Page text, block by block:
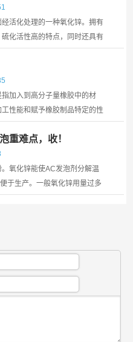
活化处理的一种氧化锌。拥有
化活性高的特点，同时还具有
加入到高分子量橡胶中的材
性能和赋予橡胶制品特定的性
炭黑、浅色填料、矿物油和其
料。从狭义上讲橡胶助剂是少
从1份到几份。这个定义主要
剂，当然也不排除无机助剂。
重难点，收！
氧化锌能使AC发泡剂分解温
于生产。一般氧化锌用量过多